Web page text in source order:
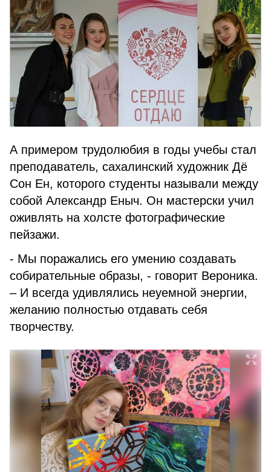
А примером трудолюбия в годы учебы стал
преподаватель, сахалинский художник Дё
Сон Ен, которого студенты называли между
собой Александр Еныч. Он мастерски учил
оживлять на холсте фотографические
пейзажи.
- Мы поражались его умению создавать
собирательные образы, - говорит Вероника.
– И всегда удивлялись неуемной энергии,
желанию полностью отдавать себя
творчеству.